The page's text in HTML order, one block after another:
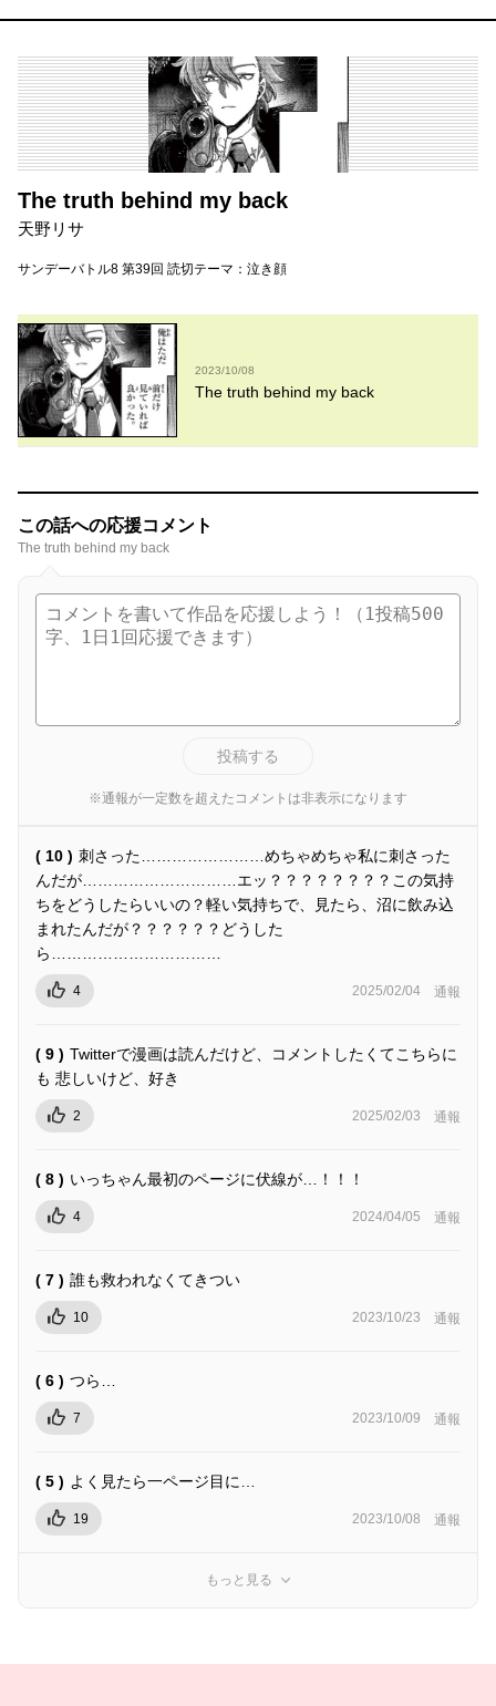
The truth behind my back
天野リサ
サンデーバトル8 第39回 読切テーマ：泣き顔
2023/10/08
The truth behind my back
この話への応援コメント
The truth behind my back
投稿する
※通報が一定数を超えたコメントは非表示になります
( 10 ) 刺さった……………………めちゃめちゃ私に刺さった
んだが…………………………エッ？？？？？？？？この気持
ちをどうしたらいいの？軽い気持ちで、見たら、沼に飲み込
まれたんだが？？？？？？どうした
ら……………………………
4 2025/02/04 通報
( 9 ) Twitterで漫画は読んだけど、コメントしたくてこちらに
も 悲しいけど、好き
2 2025/02/03 通報
( 8 ) いっちゃん最初のページに伏線が…！！！
4 2024/04/05 通報
( 7 ) 誰も救われなくてきつい
10 2023/10/23 通報
( 6 ) つら…
7 2023/10/09 通報
( 5 ) よく見たら一ページ目に…
19 2023/10/08 通報
もっと見る